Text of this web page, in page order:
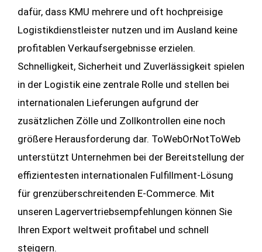
dafür, dass KMU mehrere und oft hochpreisige
Logistikdienstleister nutzen und im Ausland keine
profitablen Verkaufsergebnisse erzielen.
Schnelligkeit, Sicherheit und Zuverlässigkeit spielen
in der Logistik eine zentrale Rolle und stellen bei
internationalen Lieferungen aufgrund der
zusätzlichen Zölle und Zollkontrollen eine noch
größere Herausforderung dar. ToWebOrNotToWeb
unterstützt Unternehmen bei der Bereitstellung der
effizientesten internationalen Fulfillment-Lösung
für grenzüberschreitenden E-Commerce. Mit
unseren Lagervertriebsempfehlungen können Sie
Ihren Export weltweit profitabel und schnell
steigern.